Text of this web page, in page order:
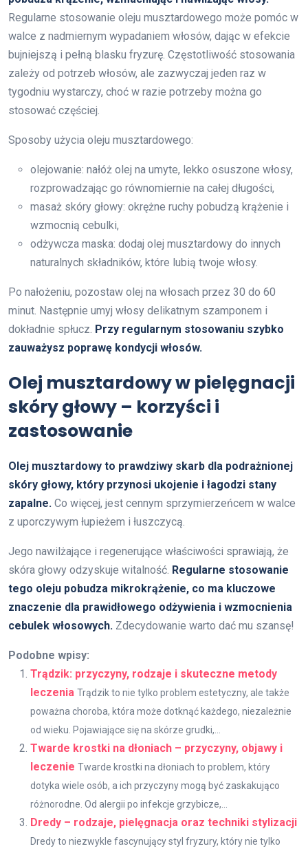
Regularne stosowanie oleju musztardowego może pomóc w
walce z nadmiernym wypadaniem włosów, dając w efekcie
bujniejszą i pełną blasku fryzurę. Częstotliwość stosowania
zależy od potrzeb włosów, ale zazwyczaj jeden raz w
tygodniu wystarczy, choć w razie potrzeby można go
stosować częściej.
Sposoby użycia oleju musztardowego:
olejowanie: nałóż olej na umyte, lekko osuszone włosy,
rozprowadzając go równomiernie na całej długości,
masaż skóry głowy: okrężne ruchy pobudzą krążenie i
wzmocnią cebulki,
odżywcza maska: dodaj olej musztardowy do innych
naturalnych składników, które lubią twoje włosy.
Po nałożeniu, pozostaw olej na włosach przez 30 do 60
minut. Następnie umyj włosy delikatnym szamponem i
dokładnie spłucz. Przy regularnym stosowaniu szybko
zauważysz poprawę kondycji włosów.
Olej musztardowy w pielęgnacji
skóry głowy – korzyści i
zastosowanie
Olej musztardowy to prawdziwy skarb dla podrażnionej
skóry głowy, który przynosi ukojenie i łagodzi stany
zapalne. Co więcej, jest cennym sprzymierzeńcem w walce
z uporczywym łupieżem i łuszczycą.
Jego nawilżające i regenerujące właściwości sprawiają, że
skóra głowy odzyskuje witalność. Regularne stosowanie
tego oleju pobudza mikrokrążenie, co ma kluczowe
znaczenie dla prawidłowego odżywienia i wzmocnienia
cebulek włosowych. Zdecydowanie warto dać mu szansę!
Podobne wpisy:
Trądzik: przyczyny, rodzaje i skuteczne metody
leczenia Trądzik to nie tylko problem estetyczny, ale także
poważna choroba, która może dotknąć każdego, niezależnie
od wieku. Pojawiające się na skórze grudki,...
Twarde krostki na dłoniach – przyczyny, objawy i
leczenie Twarde krostki na dłoniach to problem, który
dotyka wiele osób, a ich przyczyny mogą być zaskakująco
różnorodne. Od alergii po infekcje grzybicze,...
Dredy – rodzaje, pielęgnacja oraz techniki stylizacji
Dredy to niezwykle fascynujący styl fryzury, który nie tylko